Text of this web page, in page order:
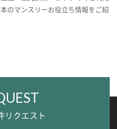
のマンスリーお役立ち情報をご紹
リクエスト